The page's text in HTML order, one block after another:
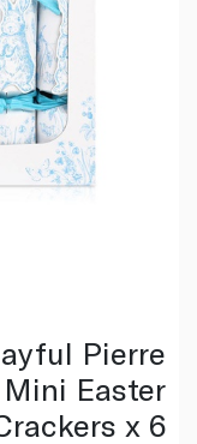
Pierre
Easter
x 6